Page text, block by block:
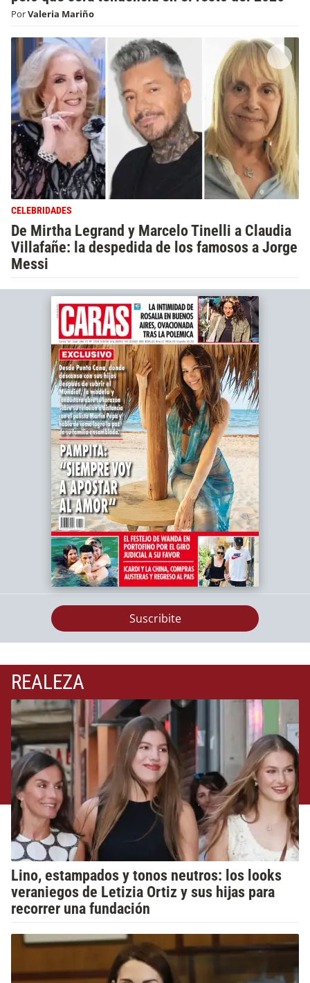
PorValeria Mariño
CELEBRIDADES
De Mirtha Legrand y Marcelo Tinelli a Claudia
Villafañe: la despedida de los famosos a Jorge
Messi
Suscribite
REALEZA
Lino, estampados y tonos neutros: los looks
veraniegos de Letizia Ortiz y sus hijas para
recorrer una fundación